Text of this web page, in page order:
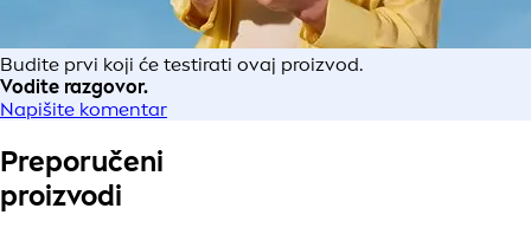
Budite prvi koji će testirati ovaj proizvod.
Vodite razgovor.
Napišite komentar
Preporučeni
proizvodi